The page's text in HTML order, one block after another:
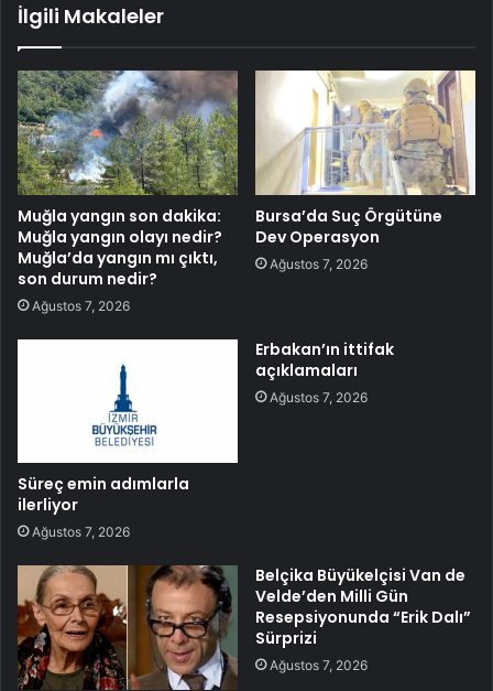
İlgili Makaleler
Muğla yangın son dakika:
Muğla yangın olayı nedir?
Muğla’da yangın mı çıktı,
son durum nedir?
Ağustos 7, 2026
Bursa’da Suç Örgütüne
Dev Operasyon
Ağustos 7, 2026
Süreç emin adımlarla
ilerliyor
Ağustos 7, 2026
Erbakan’ın ittifak
açıklamaları
Ağustos 7, 2026
Belçika Büyükelçisi Van de
Velde’den Milli Gün
Resepsiyonunda “Erik Dalı”
Sürprizi
Ağustos 7, 2026